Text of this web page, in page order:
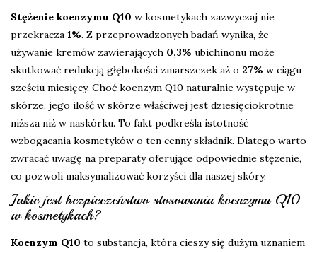
Stężenie koenzymu Q10 w kosmetykach zazwyczaj nie
przekracza 1%. Z przeprowadzonych badań wynika, że
używanie kremów zawierających 0,3% ubichinonu może
skutkować redukcją głębokości zmarszczek aż o 27% w ciągu
sześciu miesięcy. Choć koenzym Q10 naturalnie występuje w
skórze, jego ilość w skórze właściwej jest dziesięciokrotnie
niższa niż w naskórku. To fakt podkreśla istotność
wzbogacania kosmetyków o ten cenny składnik. Dlatego warto
zwracać uwagę na preparaty oferujące odpowiednie stężenie,
co pozwoli maksymalizować korzyści dla naszej skóry.
Jakie jest bezpieczeństwo stosowania koenzymu Q10
w kosmetykach?
Koenzym Q10 to substancja, która cieszy się dużym uznaniem